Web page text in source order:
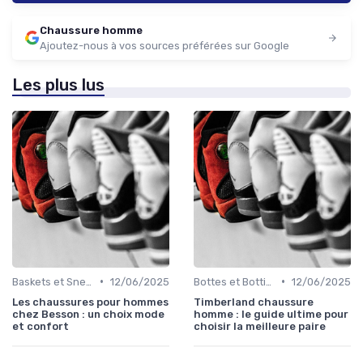
Chaussure homme
Ajoutez-nous à vos sources préférées sur Google
Les plus lus
• 12/06/2025
Les chaussures pour hommes
chez Besson : un choix mode
et confort
• 12/06/2025
Timberland chaussure
homme : le guide ultime pour
choisir la meilleure paire